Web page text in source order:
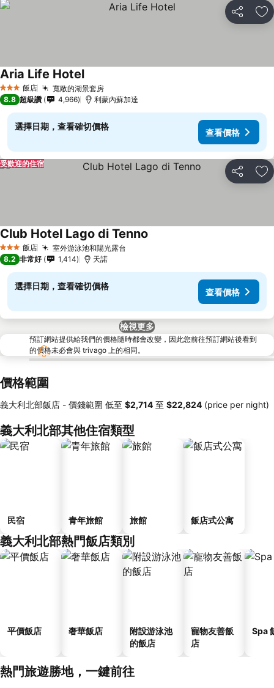
分享 加
3 星級 飯店 寬敞的湖景套房查看價格
Aria Life Hotel查看價格
8.8 超級讚 4,966 利蒙內蘇加達
選擇日期，查看確切價格
查看價格
分享 加
受歡迎的住宿
3 星級 飯店 室外游泳池和陽光露台
Club Hotel Lago di Tenno
8.2 非常好 1,414 天諾
選擇日期，查看確切價格
查看價格
檢視更多
預訂網站提供給我們的價格隨時都會改變，因此您前往預訂網站後看到
的價格未必會與 trivago 上的相同。
價格範圍
義大利北部飯店 - 價錢範圍 低至 ‎$2,714 至 ‎$22,824 (price per night)
義大利北部其他住宿類型
民宿 青年旅館 旅館 飯店式公寓
義大利北部熱門飯店類別
平價飯店 奢華飯店
附設游泳池
的飯店
寵物友善飯
店
Spa
熱門旅遊勝地，一鍵前往